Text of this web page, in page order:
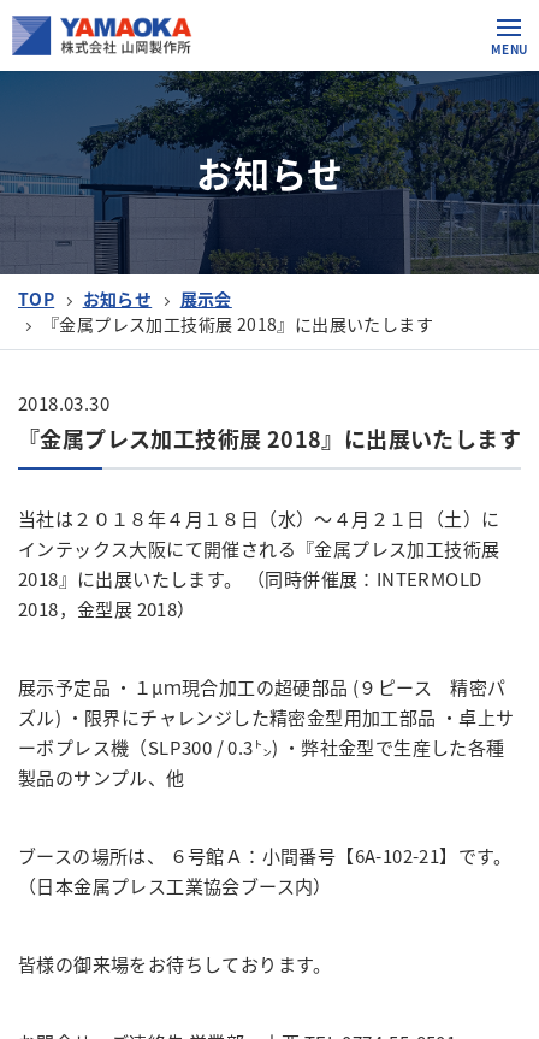
お知らせ
TOP お知らせ
展示会
『金属プレス加工技術展 2018』に出展いたします
2018.03.30
『金属プレス加工技術展 2018』に出展いたします
当社は２０１８年４月１８日（水）～４月２１日（土）に
インテックス大阪にて開催される『金属プレス加工技術展
2018』に出展いたします。
（同時併催展：INTERMOLD
2018，金型展 2018）
展示予定品 ・１μｍ現合加工の超硬部品 (９ピース 精密パ
ズル) ・限界にチャレンジした精密金型用加工部品 ・卓上サ
ーボプレス機（SLP300 / 0.3㌧) ・弊社金型で生産した各種
製品のサンプル、他
ブースの場所は、 ６号館Ａ：小間番号【6A-102-21】です。
（日本金属プレス工業協会ブース内）
皆様の御来場をお待ちしております。